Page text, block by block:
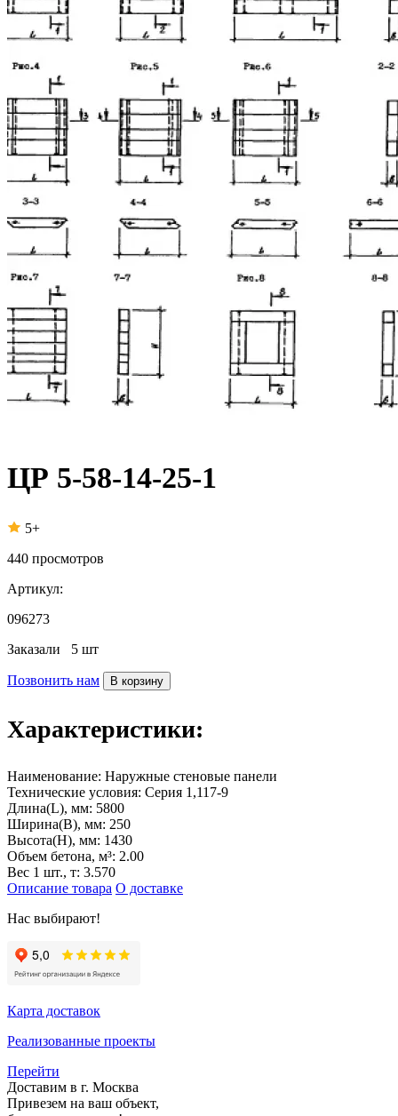
ЦР 5-58-14-25-1
5+
440 просмотров
Артикул:
096273
Заказали 5 шт
Позвонить нам В корзину
Характеристики:
Наименование: Наружные стеновые панели
Технические условия: Серия 1,117-9
Длина(L), мм: 5800
Ширина(B), мм: 250
Высота(H), мм: 1430
Объем бетона, м³: 2.00
Вес 1 шт., т: 3.570
Описание товара О доставке
Нас выбирают!
Карта доставок
Реализованные проекты
Перейти
Доставим в г. Москва
Привезем на ваш объект,